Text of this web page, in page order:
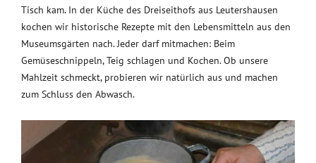
Tisch kam. In der Küche des Dreiseithofs aus Leutershausen
kochen wir historische Rezepte mit den Lebensmitteln aus den
Museumsgärten nach. Jeder darf mitmachen: Beim
Gemüseschnippeln, Teig schlagen und Kochen. Ob unsere
Mahlzeit schmeckt, probieren wir natürlich aus und machen
zum Schluss den Abwasch.